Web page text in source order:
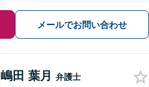
メールでお問い合わせ
嶋田 葉月 弁護士